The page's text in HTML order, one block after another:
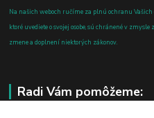
Na našich weboch ručíme za plnú ochranu
ktoré uvediete o svojej osobe, sú chránené v
zmene a doplnení niektorých zákonov.
Radi Vám pomôžeme: